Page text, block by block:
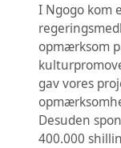
I Ngogo kom
opmærksom
gav vores
Desuden
400.000